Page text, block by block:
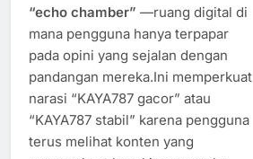
“echo chamber” —ruang digital di
mana pengguna hanya terpapar
pada opini yang sejalan dengan
pandangan mereka.Ini memperkuat
narasi “KAYA787 gacor” atau
“KAYA787 stabil” karena pengguna
terus melihat konten yang